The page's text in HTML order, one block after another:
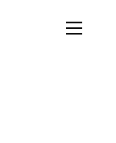
Menü